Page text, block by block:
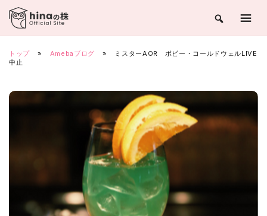
Skip
content
トップ » Amebaブログ »
ミスターAOR ボビー・コールドウェルLIVE
中止